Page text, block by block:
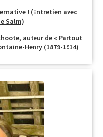
! (Entretien avec
Salm)
auteur de « Partout
Henry (1879-1914)